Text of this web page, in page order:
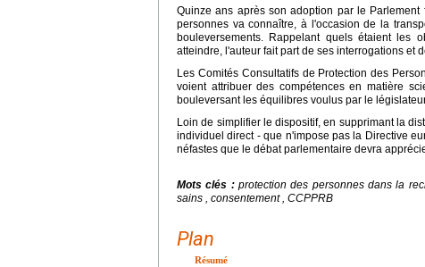
Quinze ans après son adoption par le
personnes va connaître, à l'occasion de la
bouleversements. Rappelant quels étaient
atteindre, l'auteur fait part de ses interrogations et
Les Comités Consultatifs de Protection des
voient attribuer des compétences en matière
bouleversant les équilibres voulus par le
Loin de simplifier le dispositif, en supprimant la
individuel direct - que n'impose pas la Directive
néfastes que le débat parlementaire devra
Mots clés : protection des personnes dans la
sains , consentement , CCPPRB
Plan
Résumé